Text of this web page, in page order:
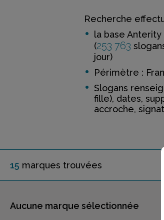
Recherche
la base Anterity
(253 763
jour)
Périmètre :
Slogans
fille), dates,
accroche,
15 marques trouvées
Aucune marque sélectionnée